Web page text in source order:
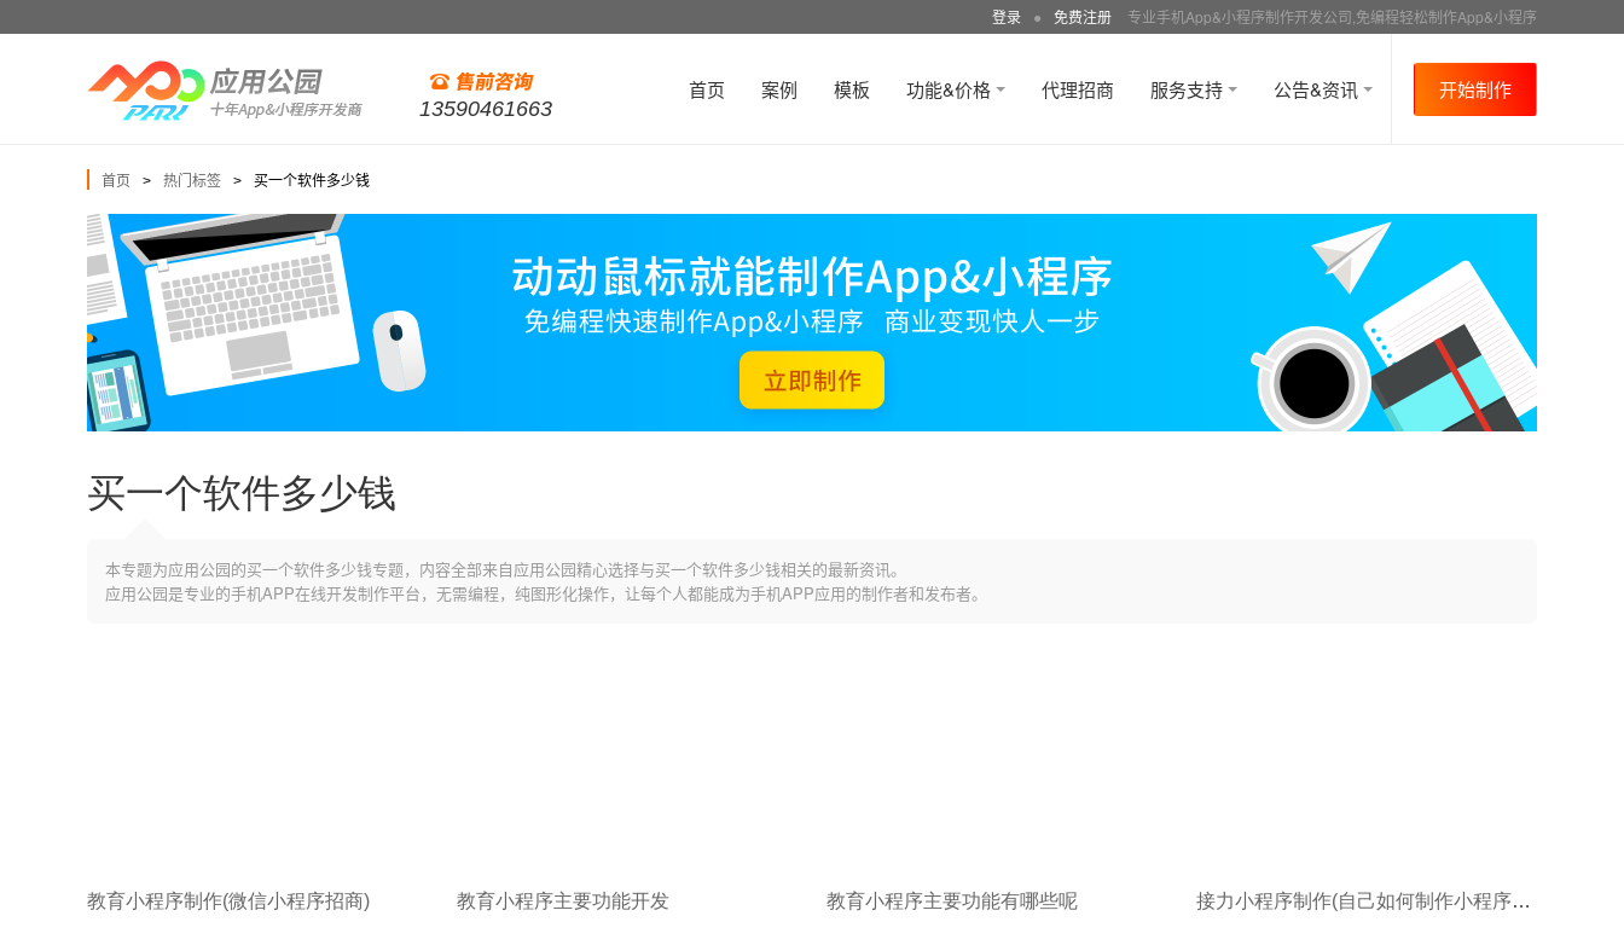
登录 ● 免费注册 专业手机App&小程序制作开发公司,免编程轻松制作App&小程序
13590461663
首页 案例 模板 功能&价格 代理招商 服务支持 公告&资讯 开始制作
首页 > 热门标签 > 买一个软件多少钱
买一个软件多少钱
本专题为应用公园的买一个软件多少钱专题，内容全部来自应用公园精心选择与买一个软件多少钱相关的最新资讯。
应用公园是专业的手机APP在线开发制作平台，无需编程，纯图形化操作，让每个人都能成为手机APP应用的制作者和发布者。
教育小程序制作(微信小程序招商) 教育小程序主要功能开发 教育小程序主要功能有哪些呢 接力小程序制作(自己如何制作小程序制作小程序关键有哪些)